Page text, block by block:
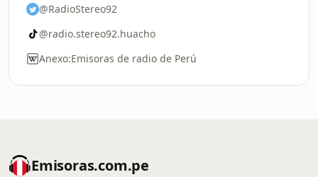
@RadioStereo92
@radio.stereo92.huacho
Anexo:Emisoras de radio de Perú
Emisoras.com.pe